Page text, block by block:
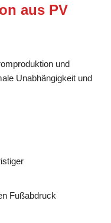
aus PV
und
Unabhängigkeit und
Fußabdruck